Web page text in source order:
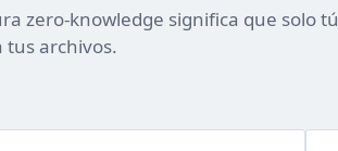
zero-knowledge significa que solo tú
tus archivos.